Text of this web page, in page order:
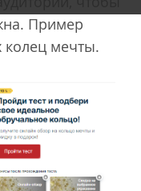
Пример
колец мечты.